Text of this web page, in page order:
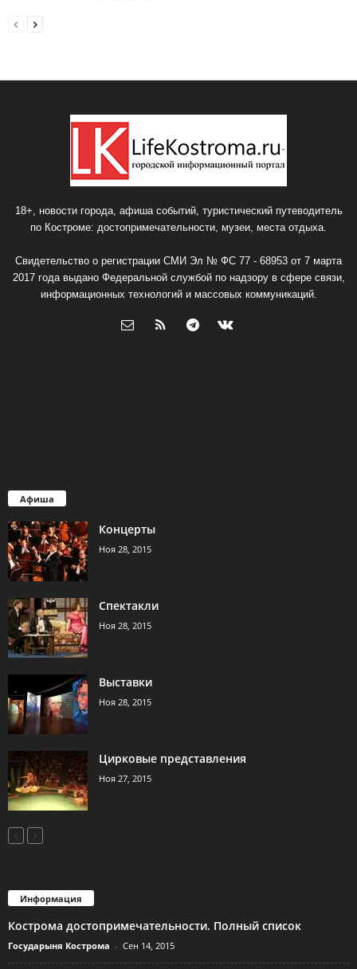
18+, новости города, афиша событий, туристический путеводитель
по Костроме: достопримечательности, музеи, места отдыха.
Свидетельство о регистрации СМИ Эл № ФС 77 - 68953 от 7 марта
2017 года выдано Федеральной службой по надзору в сфере связи,
информационных технологий и массовых коммуникаций.
Афиша
Концерты
Ноя 28, 2015
Спектакли
Ноя 28, 2015
Выставки
Ноя 28, 2015
Цирковые представления
Ноя 27, 2015
Информация
Кострома достопримечательности. Полный список
Государыня Кострома - Сен 14, 2015